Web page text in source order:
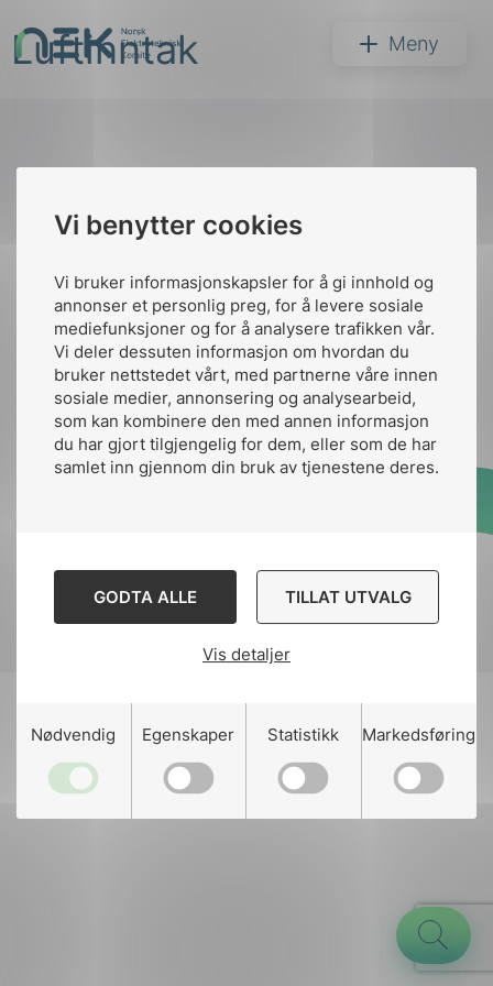
Vi benytter cookies
Vi bruker informasjonskapsler for å gi innhold og
annonser et personlig preg, for å levere sosiale
mediefunksjoner og for å analysere trafikken vår.
Vi deler dessuten informasjon om hvordan du
bruker nettstedet vårt, med partnerne våre innen
sosiale medier, annonsering og analysearbeid,
som kan kombinere den med annen informasjon
du har gjort tilgjengelig for dem, eller som de har
samlet inn gjennom din bruk av tjenestene deres.
GODTA ALLE TILLAT UTVALG
Vis detaljer
Nødvendig Egenskaper Statistikk Markedsføring
til
innhold
NEK Meny
Søk
Luftinntak
Kontakt oss
Ansatte
nek@nek.no
Kontakt
Bruk av Cookies